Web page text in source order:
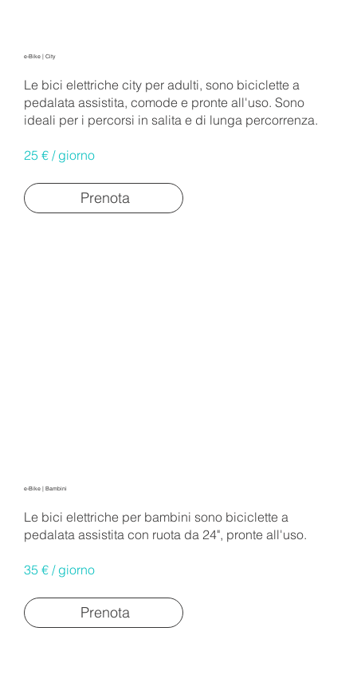
e-Bike | City
Le bici elettriche city per adulti, sono biciclette a
pedalata assistita, comode e pronte all'uso. Sono
ideali per i percorsi in salita e di lunga percorrenza.
25 € / giorno
Prenota
e-Bike | Bambini
Le bici elettriche per bambini sono biciclette a
pedalata assistita con ruota da 24", pronte all'uso.
35 € / giorno
Prenota